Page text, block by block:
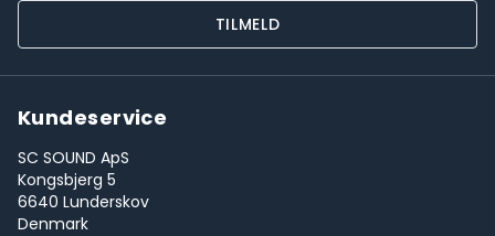
TILMELD
Kundeservice
SC SOUND ApS
Kongsbjerg 5
6640 Lunderskov
Denmark